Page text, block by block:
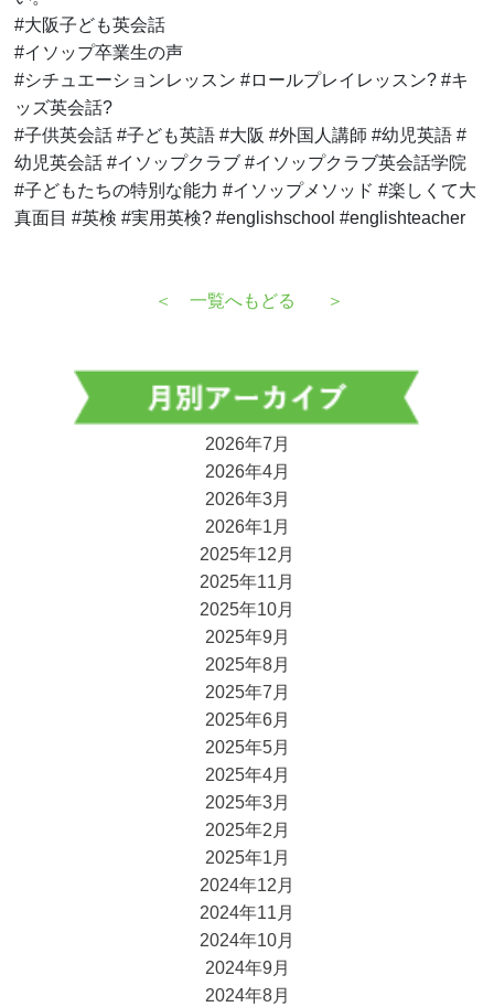
#大阪子ども英会話
#イソップ卒業生の声
#シチュエーションレッスン #ロールプレイレッスン? #キ
ッズ英会話?
#子供英会話 #子ども英語 #大阪 #外国人講師 #幼児英語 #
幼児英会話 #イソップクラブ #イソップクラブ英会話学院
#子どもたちの特別な能力 #イソップメソッド #楽しくて大
真面目 #英検 #実用英検? #englishschool #englishteacher
＜ 一覧へもどる ＞
2026年7月
2026年4月
2026年3月
2026年1月
2025年12月
2025年11月
2025年10月
2025年9月
2025年8月
2025年7月
2025年6月
2025年5月
2025年4月
2025年3月
2025年2月
2025年1月
2024年12月
2024年11月
2024年10月
2024年9月
2024年8月